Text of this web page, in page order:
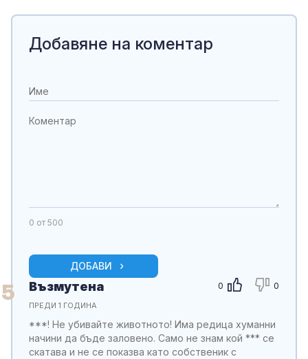
Добавяне на коментар
0 от 500
ДОБАВИ
5 0 0
Възмутена
ПРЕДИ 1 ГОДИНА
***! Не убивайте животното! Има редица хуманни
начини да бъде заловено. Само не знам кой *** се
скатава и не се показва като собственик с